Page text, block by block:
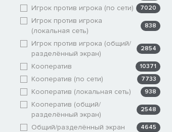
Игрок против игрока (по сети) 7020
Игрок против игрока
(локальная сеть)
838
Игрок против игрока (общий/
разделённый экран)
2854
Кооператив 10371
Кооператив (по сети) 7733
Кооператив (локальная сеть) 938
Кооператив (общий/
разделённый экран)
2548
Общий/разделённый экран 4645